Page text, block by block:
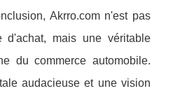
Akrro.com n'est pas
d'achat, mais une véritable
du commerce automobile.
audacieuse et une vision